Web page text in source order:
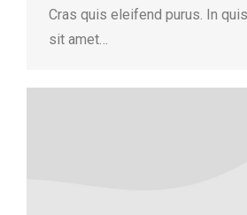
Cras quis eleifend purus. In
sit amet…